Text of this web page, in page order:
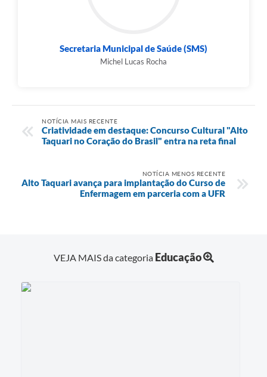
Secretaria Municipal de Saúde (SMS)
Michel Lucas Rocha
NOTÍCIA MAIS RECENTE
Criatividade em destaque: Concurso Cultural "Alto
Taquari no Coração do Brasil" entra na reta final
NOTÍCIA MENOS RECENTE
Alto Taquari avança para implantação do Curso de
Enfermagem em parceria com a UFR
VEJA MAIS da categoria Educação